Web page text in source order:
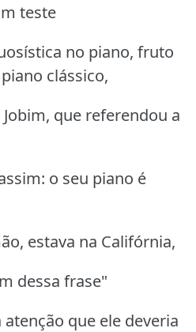
teste
no piano, fruto
clássico,
que referendou a
o seu piano é
estava na Califórnia,
dessa frase"
que ele deveria